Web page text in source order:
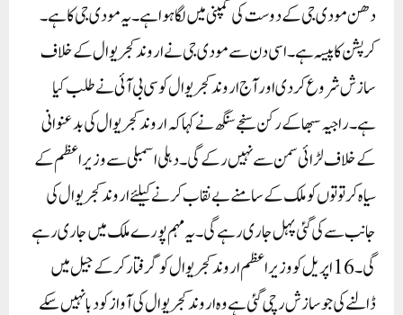
دھن مودی جی کے دوست کی کمپنی میں لگا ہوا ہے۔ یہ مودی جی کا ہے۔
کرپشن کا پیسہ ہے۔ اسی دن سے مودی جی نے اروند کجریوال کے خلاف
سازش شروع کردی اور آج اروند کجریوال کو سی بی آئی نے طلب کیا
ہے۔ راجیہ سبھا کے رکن سنجے سنگھ نے کہا کہ اروند کجریوال کی بدعنوانی
کے خلاف لڑائی سمن سے نہیں رکے گی۔ دہلی اسمبلی سے وزیر اعظم کے
سیاہ کرتوتوں کو ملک کے سامنے بے نقاب کرنے کیلئے اروند کجریوال کی
جانب سے کی گئی پہل جاری رہے گی۔ یہ مہم پورے ملک میں جاری رہے
گی۔ 16 اپریل کو وزیر اعظم اروند کجریوال کو گرفتار کرکے جیل میں
ڈالنے کی جو سازش رچی گئی ہے وہ اروند کجریوال کی آواز کو دبا نہیں سکے